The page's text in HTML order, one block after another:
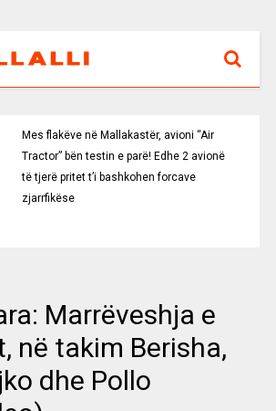
Mes flakëve në Mallakastër, avioni “Air
Tractor” bën testin e parë! Edhe 2 avionë
të tjerë pritet t’i bashkohen forcave
zjarrfikëse
Marrëveshja e
në takim Berisha,
dhe Pollo